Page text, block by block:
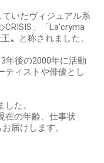
いたヴィジュアル系
」「La’cryma
〟と称されました。
年後の2000年に活動
ティストや俳優とし
た。
在の年齢、仕事状
届けします。